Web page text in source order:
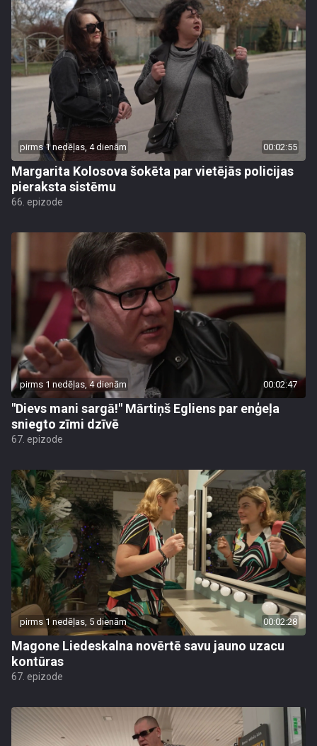
pirms 1 nedēļas, 4 dienām 00:02:55
Margarita Kolosova šokēta par vietējās policijas
pieraksta sistēmu
66. epizode
pirms 1 nedēļas, 4 dienām 00:02:47
"Dievs mani sargā!" Mārtiņš Egliens par enģeļa
sniegto zīmi dzīvē
67. epizode
pirms 1 nedēļas, 5 dienām 00:02:28
Magone Liedeskalna novērtē savu jauno uzacu
kontūras
67. epizode